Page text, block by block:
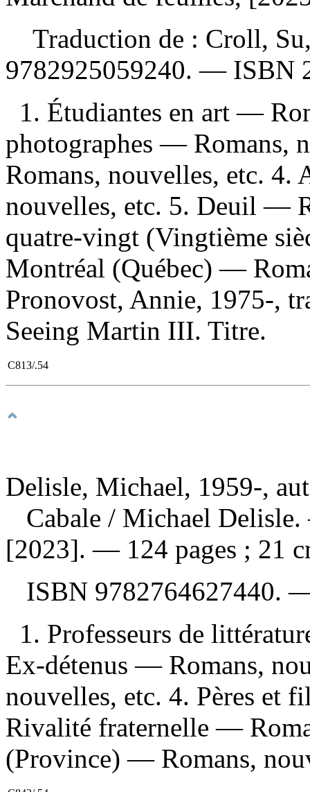
Traduction de : Croll,
9782925059240. — ISBN
1. Étudiantes en art —
photographes — Romans,
Romans, nouvelles, etc. 4.
nouvelles, etc. 5. Deuil —
quatre-vingt (Vingtième
Montréal (Québec) —
Pronovost, Annie, 1975-,
Seeing Martin III. Titre.
C813/.54
Delisle, Michael, 1959-,
Cabale / Michael
[2023]. — 124 pages ; 21
ISBN 9782764627440.
1. Professeurs de
Ex-détenus — Romans,
nouvelles, etc. 4. Pères et
Rivalité fraternelle —
(Province) — Romans,